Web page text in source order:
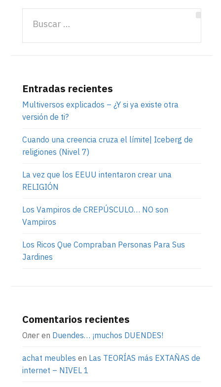
Entradas recientes
Multiversos explicados – ¿Y si ya existe otra
versión de ti?
Cuando una creencia cruza el límite| Iceberg de
religiones (Nivel 7)
La vez que los EEUU intentaron crear una
RELIGIÓN
Los Vampiros de CREPÚSCULO… NO son
Vampiros
Los Ricos Que Compraban Personas Para Sus
Jardines
Comentarios recientes
Олег en Duendes… ¡muchos DUENDES!
achat meubles en Las TEORÍAS más EXTAÑAS de
internet – NIVEL 1